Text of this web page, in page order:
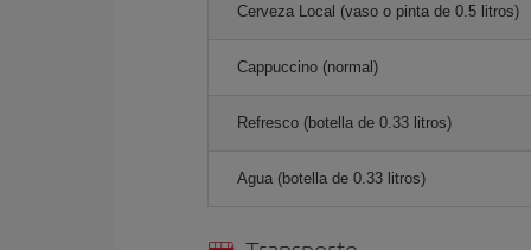
Cerveza Local (vaso o pinta de 0.5 litros)
Cappuccino (normal)
Refresco (botella de 0.33 litros)
Agua (botella de 0.33 litros)